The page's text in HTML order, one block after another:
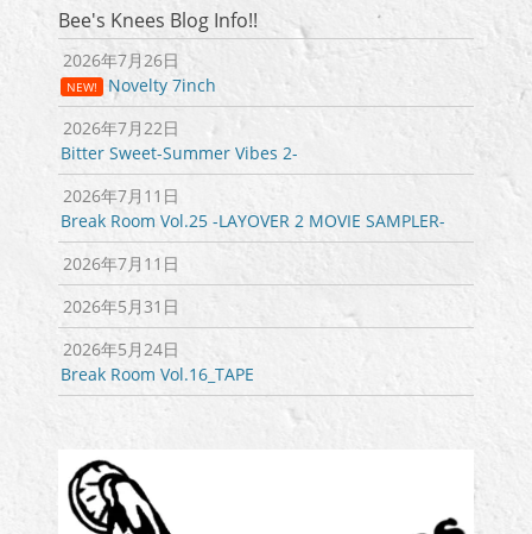
ー
シ
ョ
ン
Bee's Knees Blog Info!!
2026年7月26日
NEW!
Novelty 7inch
2026年7月22日
Bitter Sweet-Summer Vibes 2-
2026年7月11日
Break Room Vol.25 -LAYOVER 2 MOVIE SAMPLER-
2026年7月11日
2026年5月31日
2026年5月24日
Break Room Vol.16_TAPE